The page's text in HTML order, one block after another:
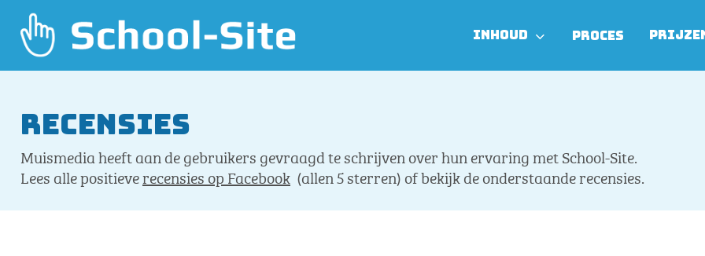
INHOUD PROCES
Recensies
Muismedia heeft aan de gebruikers gevraagd te schrijven over hun ervaring met School-Site.
Lees alle positieverecensies op Facebook (allen 5 sterren) of bekijk de onderstaande recensies.